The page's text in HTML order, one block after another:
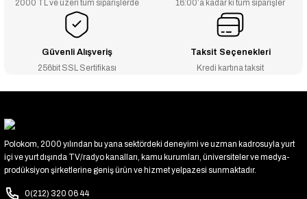
2000 TL ve üzeri tüm siparişlerde 16:00’a kadar ki tüm siparişler
Güvenli Alışveriş
256bit SSL Sertifikası
Taksit Seçenekleri
Kredi kartına taksit
Polokom, 2000 yılından bu yana sektördeki deneyimi ve uzman kadrosuyla yurt
içi ve yurt dışında TV/radyo kanalları, kamu kurumları, üniversiteler ve medya-
prodüksiyon şirketlerine geniş ürün ve hizmet yelpazesi sunmaktadır.
0(212) 320 06 44